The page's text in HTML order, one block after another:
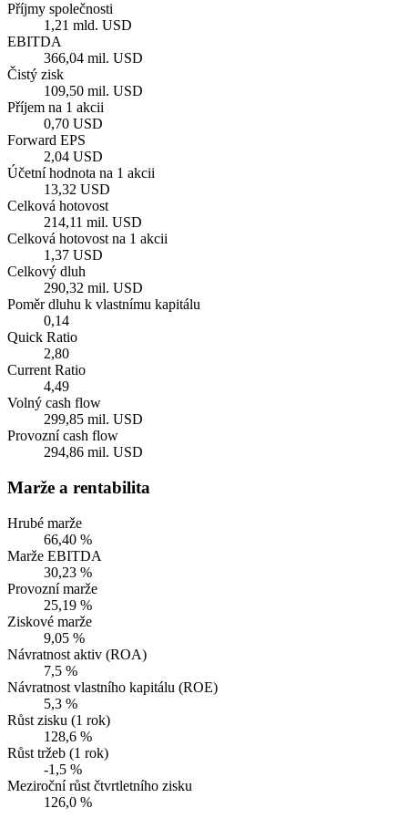
Příjmy společnosti
1,21 mld. USD
EBITDA
366,04 mil. USD
Čistý zisk
109,50 mil. USD
Příjem na 1 akcii
0,70 USD
Forward EPS
2,04 USD
Účetní hodnota na 1 akcii
13,32 USD
Celková hotovost
214,11 mil. USD
Celková hotovost na 1 akcii
1,37 USD
Celkový dluh
290,32 mil. USD
Poměr dluhu k vlastnímu kapitálu
0,14
Quick Ratio
2,80
Current Ratio
4,49
Volný cash flow
299,85 mil. USD
Provozní cash flow
294,86 mil. USD
Marže a rentabilita
Hrubé marže
66,40 %
Marže EBITDA
30,23 %
Provozní marže
25,19 %
Ziskové marže
9,05 %
Návratnost aktiv (ROA)
7,5 %
Návratnost vlastního kapitálu (ROE)
5,3 %
Růst zisku (1 rok)
128,6 %
Růst tržeb (1 rok)
-1,5 %
Meziroční růst čtvrtletního zisku
126,0 %